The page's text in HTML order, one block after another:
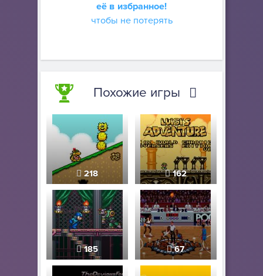
её в избранное!
чтобы не потерять
Похожие игры
218 162
185 67